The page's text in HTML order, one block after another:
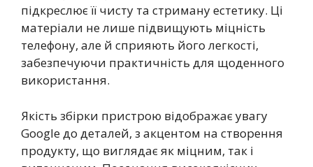
підкреслює її чисту та стриману естетику. Ці
матеріали не лише підвищують міцність
телефону, але й сприяють його легкості,
забезпечуючи практичність для щоденного
використання.
Якість збірки пристрою відображає увагу
Google до деталей, з акцентом на створення
продукту, що виглядає як міцним, так і